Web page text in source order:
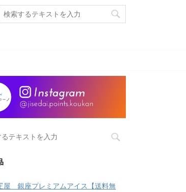
屋 銀座プレミアムアイス【送料無